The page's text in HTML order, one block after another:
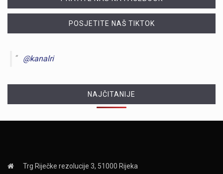
POSJETITE NAŠ TIKTOK
@kanalri
NAJČITANIJE
Trg Riječke rezolucije 3, 51000 Rijeka